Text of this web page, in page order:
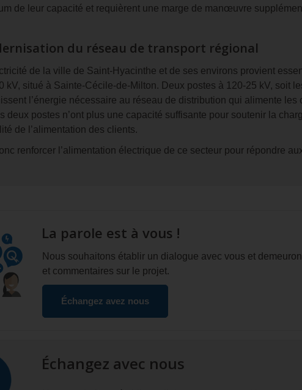
de leur capacité et requièrent une marge de manœuvre
du réseau de transport régional
de la ville de Saint-Hyacinthe et de ses environs provient
kV, situé à Sainte-Cécile-de-Milton. Deux postes à 120-25 kV, soit
l’énergie nécessaire au réseau de distribution qui alimente les
deux postes n’ont plus une capacité suffisante pour soutenir la
de l’alimentation des clients.
renforcer l’alimentation électrique de ce secteur pour répondre
La parole est à vous !
Nous souhaitons établir un dialogue avec vous et
et commentaires sur le projet.
Échangez avez nous
Échangez avec nous